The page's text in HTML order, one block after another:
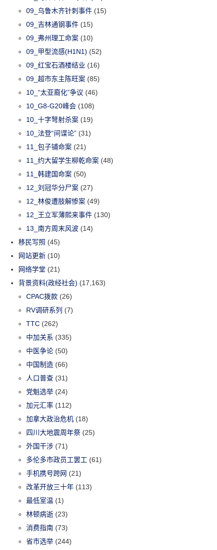
09_乌鲁木齐针刺事件 (15)
09_吉林通钢事件 (15)
09_弗州理工命案 (10)
09_甲型流感(H1N1) (52)
09_红宝石酒楼结业 (16)
09_超市东主陈旺案 (85)
10_“太亚裔化”争议 (46)
10_G8-G20峰会 (108)
10_十字弩射杀案 (19)
10_法登“间谍论” (31)
11_包子铺命案 (21)
11_约大留学生柳乾命案 (48)
11_韩建国命案 (50)
12_刘冠华分尸案 (27)
12_林俊遭肢解惨案 (49)
12_王立军薄熙来事件 (130)
13_南方周末风波 (14)
移民写照 (45)
网站更新 (10)
网络学堂 (21)
背景资料(政经社会) (17,163)
CPAC拨款 (26)
RV调研系列 (7)
TTC (262)
中加关系 (335)
中医争论 (50)
中国制造 (66)
人口普查 (31)
党魁选举 (24)
加元汇率 (112)
加拿大政治危机 (18)
四川大地震周年祭 (25)
外国干涉 (71)
多伦多市政员工罢工 (61)
手机携号跨网 (21)
改革开放三十年 (113)
最低室温 (1)
林顿病逝 (23)
消费指南 (73)
省市选举 (244)